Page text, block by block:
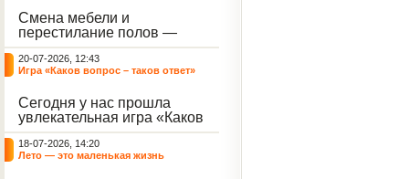
небывалый ажиотаж среди
воспитанников, превратив
тихие залы центра в арену
напряжённых поединков,
громких аплодисментов и
жарких обсуждений.
Смена мебели и
перестилание полов —
дело рук профессионалов.
А вот создание настоящего
домашнего уюта — задача
этой неделе ребята взяли
инициативу в свои руки и
устроили масштабную
генеральную уборку
жилого корпуса.
20-07-2026, 12:43
Игра «Каков вопрос – таков ответ»
Сегодня у нас прошла
увлекательная игра «Каков
вопрос – таков ответ»,
которая собрала самых
любознательных
18-07-2026, 14:20
Лето — это маленькая жизнь